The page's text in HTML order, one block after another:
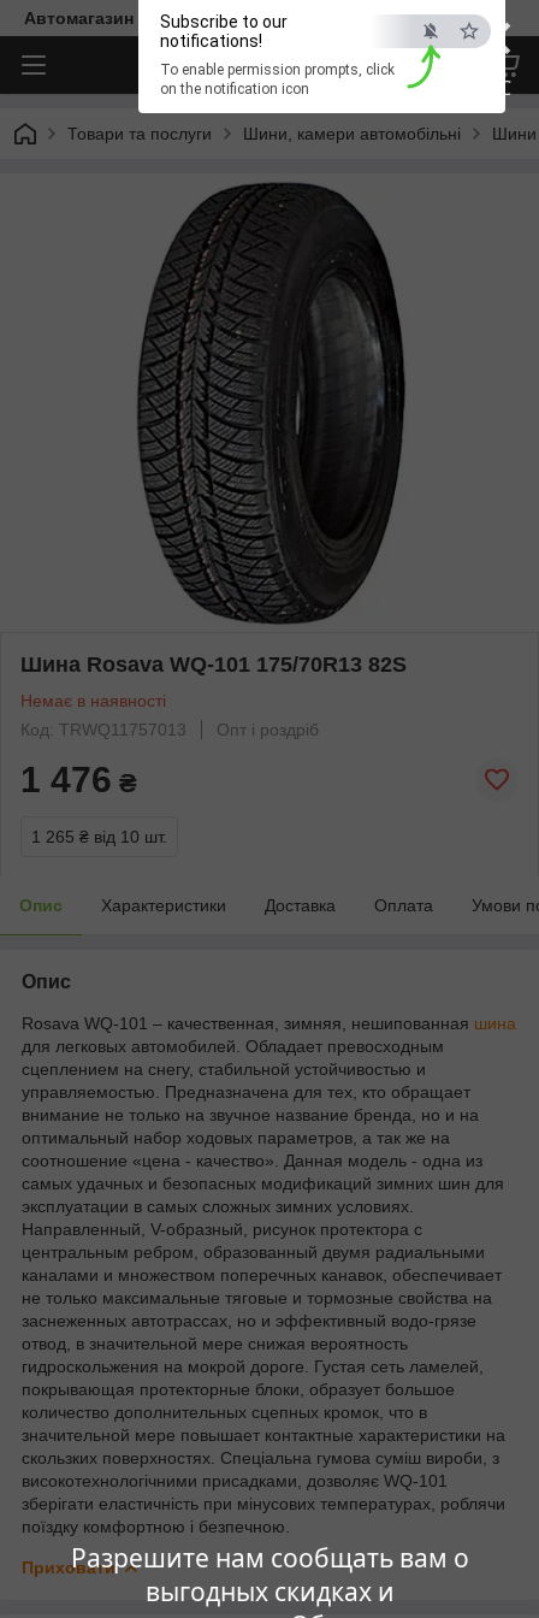
×
ESC
Разрешите нам сообщать вам о
выгодных скидках и
Subscribe to our
notifications!
To enable permission prompts, click
on the notification icon
Автомагазин "Діксон"
Товари та послуги Шини, камери автомобільні Шини
Шина Rosava WQ-101 175/70R13 82S
Немає в наявності
Код: TRWQ11757013
Опт і роздріб
1 476 ₴
1 265 ₴ від 10 шт.
Опис Характеристики Доставка Оплата Умови
Опис
Rosava WQ-101 – качественная, зимняя, нешипованная шина
для легковых автомобилей. Обладает превосходным
сцеплением на снегу, стабильной устойчивостью и
управляемостью. Предназначена для тех, кто обращает
внимание не только на звучное название бренда, но и на
оптимальный набор ходовых параметров, а так же на
соотношение «цена - качество». Данная модель - одна из
самых удачных и безопасных модификаций зимних шин для
эксплуатации в самых сложных зимних условиях.
Направленный, V-образный, рисунок протектора с
центральным ребром, образованный двумя радиальными
каналами и множеством поперечных канавок, обеспечивает
не только максимальные тяговые и тормозные свойства на
заснеженных автотрассах, но и эффективный водо-грязе
отвод, в значительной мере снижая вероятность
гидроскольжения на мокрой дороге. Густая сеть ламелей,
покрывающая протекторные блоки, образует большое
количество дополнительных сцепных кромок, что в
значительной мере повышает контактные характеристики на
скользких поверхностях. Спеціальна гумова суміш вироби, з
високотехнологічними присадками, дозволяє WQ-101
зберігати еластичність при мінусових температурах, роблячи
поїздку комфортною і безпечною.
Приховати